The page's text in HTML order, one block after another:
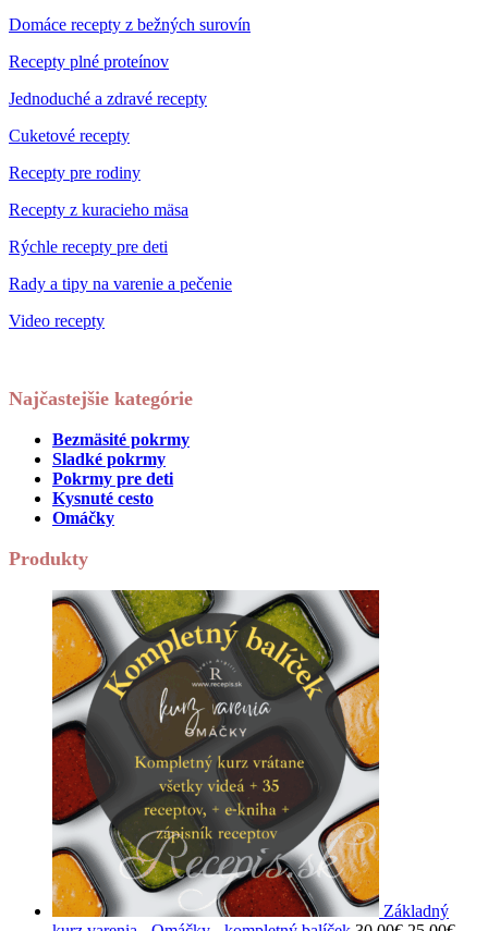
Domáce recepty z bežných surovín
Recepty plné proteínov
Jednoduché a zdravé recepty
Cuketové recepty
Recepty pre rodiny
Recepty z kuracieho mäsa
Rýchle recepty pre deti
Rady a tipy na varenie a pečenie
Video recepty
Najčastejšie kategórie
Bezmäsité pokrmy
Sladké pokrmy
Pokrmy pre deti
Kysnuté cesto
Omáčky
Produkty
Základný